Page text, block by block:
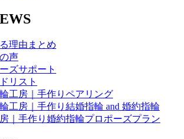
理由まとめ
声
ズサポート
リスト
工房｜手作りペアリング
工房｜手作り結婚指輪 and 婚約指輪
｜手作り婚約指輪プロポーズプラン